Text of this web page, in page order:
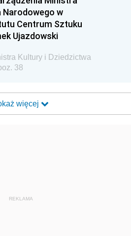
Narodowego w
Centrum Sztuku
Ujazdowski
Kultury i Dziedzictwa
38
więcej
REKLAMA